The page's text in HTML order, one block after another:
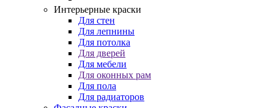
Интерьерные краски
Для стен
Для лепнины
Для потолка
Для дверей
Для мебели
Для оконных рам
Для пола
Для радиаторов